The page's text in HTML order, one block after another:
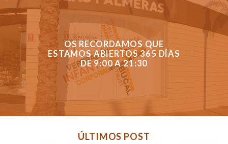
OS RECORDAMOS QUE
ESTAMOS ABIERTOS 365 DÍAS
DE 9:00 A 21:30
ÚLTIMOS POST